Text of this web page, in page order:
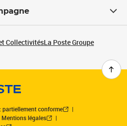
CollectivitésLa Poste Groupe
partiellement conforme
Mentions légales